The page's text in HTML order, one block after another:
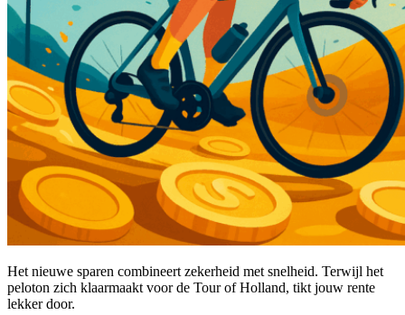
Het nieuwe sparen combineert zekerheid met snelheid. Terwijl het
peloton zich klaarmaakt voor de Tour of Holland, tikt jouw rente
lekker door.